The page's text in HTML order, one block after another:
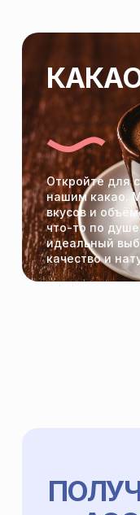
Откройте для
нашим какао.
вкусов и
что-то по
идеальный
качество и